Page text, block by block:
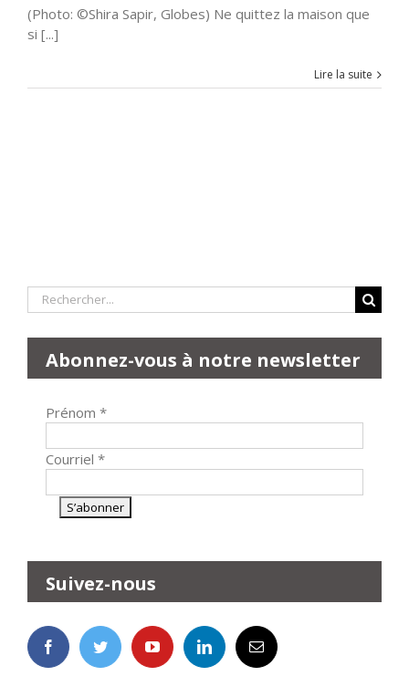
(Photo: ©Shira Sapir, Globes) Ne quittez la maison que
si [...]
Lire la suite
Rechercher:
Abonnez-vous à notre newsletter
Prénom *
Courriel *
Suivez-nous